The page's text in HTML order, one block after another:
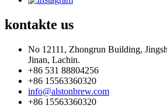
kontakte us
No 12111, Zhongrun Building,
Jinan, Lachin.
+86 531 88804256
+86 15563360320
info@alstonbrew.com
+86 15563360320